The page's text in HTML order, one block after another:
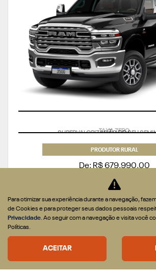
PRODUTOR RURAL
De: R$ 679.990,00
R$ 618.790,90
CONFIRA A OFERTA
Para otimizar sua experiência durante a navegação,
de Cookies e para proteger seus dados pessoais
Privacidade. Ao seguir com a navegação e visita você
Políticas.
ACEITAR